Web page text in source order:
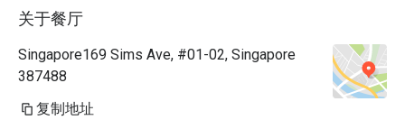
关于餐厅
Singapore169 Sims Ave, #01-02, Singapore
387488
复制地址